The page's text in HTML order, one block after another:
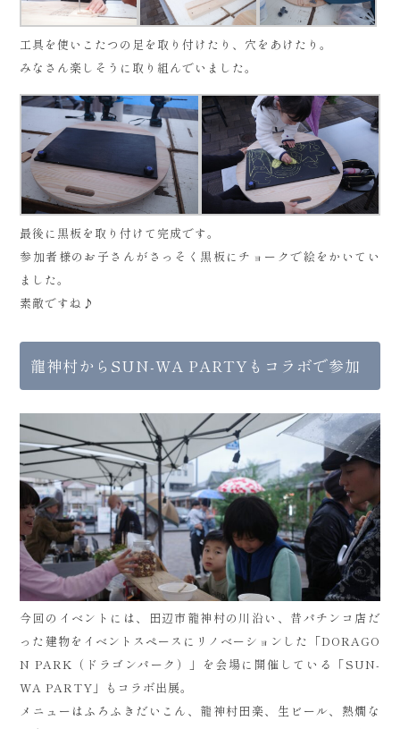
工具を使いこたつの足を取り付けたり、穴をあけたり。
みなさん楽しそうに取り組んでいました。
最後に黒板を取り付けて完成です。
参加者様のお子さんがさっそく黒板にチョークで絵をかいてい
ました。
素敵ですね♪
龍神村からSUN-WA PARTYもコラボで参加
今回のイベントには、田辺市龍神村の川沿い、昔パチンコ店だ
った建物をイベントスペースにリノベーションした「DORAGO
N PARK（ドラゴンパーク）」を会場に開催している「SUN-
WA PARTY」もコラボ出展。
メニューはふろふきだいこん、龍神村田楽、生ビール、熱燗な